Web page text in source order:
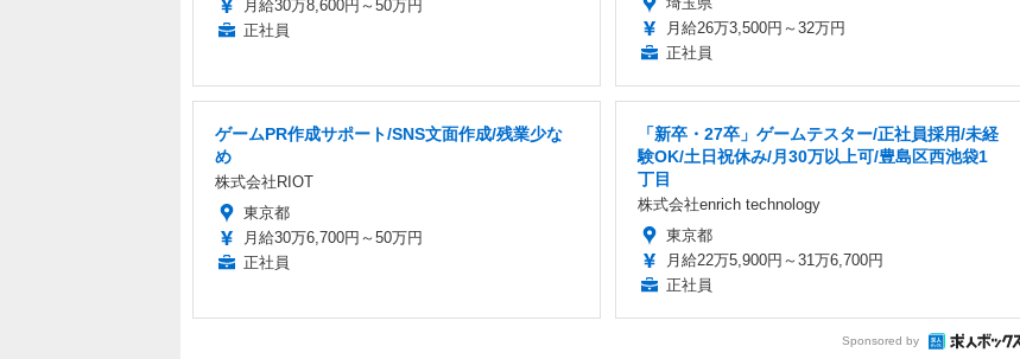
月給30万8,600円～50万円
正社員
月給26万3,500円～32万円
正社員
ゲームPR作成サポート/SNS文面作成/残業少な
め
株式会社RIOT
東京都
月給30万6,700円～50万円
正社員
「新卒・27卒」ゲームテスター/正社員採用/未経
験OK/土日祝休み/月30万以上可/豊島区西池袋1
丁目
株式会社enrich technology
東京都
月給22万5,900円～31万6,700円
正社員
Sponsored by